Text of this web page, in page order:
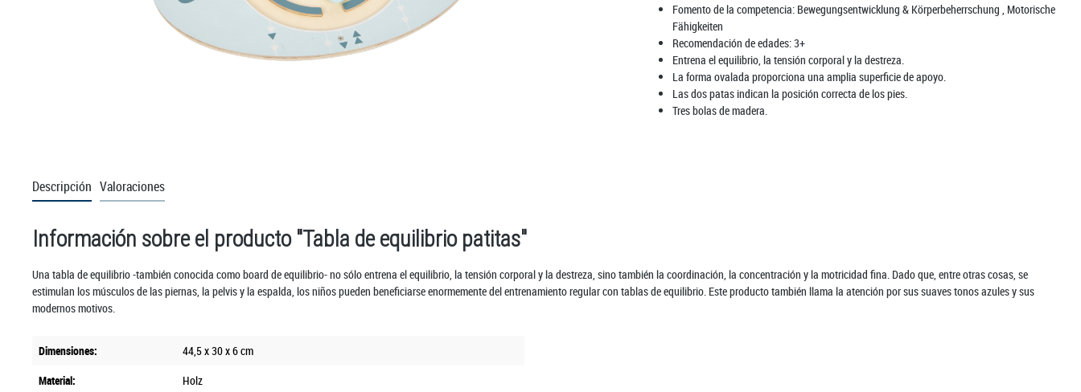
Fomento de la competencia: Bewegungsentwicklung & Körperbeherrschung , Motorische
Fähigkeiten
Recomendación de edades:3+
Entrena el equilibrio, la tensión corporal y la destreza.
La forma ovalada proporciona una amplia superficie de apoyo.
Las dos patas indican la posición correcta de los pies.
Tres bolas de madera.
Descripción Valoraciones
Información sobre el producto "Tabla de equilibrio patitas"
Una tabla de equilibrio -también conocida como board de equilibrio- no sólo entrena el equilibrio, la tensión corporal y la destreza, sino también la coordinación, la concentración y la motricidad fina. Dado que, entre otras cosas, se
estimulan los músculos de las piernas, la pelvis y la espalda, los niños pueden beneficiarse enormemente del entrenamiento regular con tablas de equilibrio. Este producto también llama la atención por sus suaves tonos azules y sus
modernos motivos.
Dimensiones:
44,5 x 30 x 6 cm
Material:
Holz